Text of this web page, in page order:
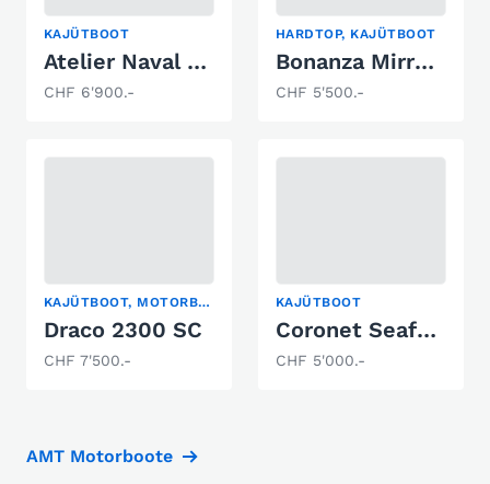
KAJÜTBOOT
Atelier Naval Marine Cruiser
CHF 6'900.-
HARDTOP, KAJÜTBOOT
Bonanza Mirro Marine Bonanza 216
CHF 5'500.-
KAJÜTBOOT, MOTORBOOT-KLASSIKER, MOTORYACHT
Draco 2300 SC
CHF 7'500.-
KAJÜTBOOT
Coronet Seafarer
CHF 5'000.-
AMT Motorboote